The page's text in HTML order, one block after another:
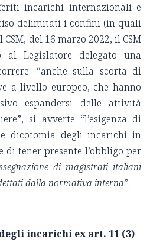
incarichi internazionali e
delimitati i confini (in quali
del 16 marzo 2022, il CSM
al Legislatore delegato una
“anche sulla scorta di
a livello europeo, che hanno
espandersi delle attività
si avverte “l’esigenza di
dicotomia degli incarichi in
tener presente l’obbligo per
di magistrati italiani
dalla normativa interna”.
incarichi ex art. 11 (3)